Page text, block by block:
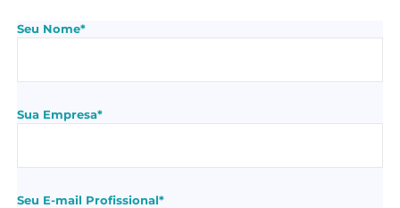
Seu Nome*
Sua Empresa*
Seu E-mail Profissional*